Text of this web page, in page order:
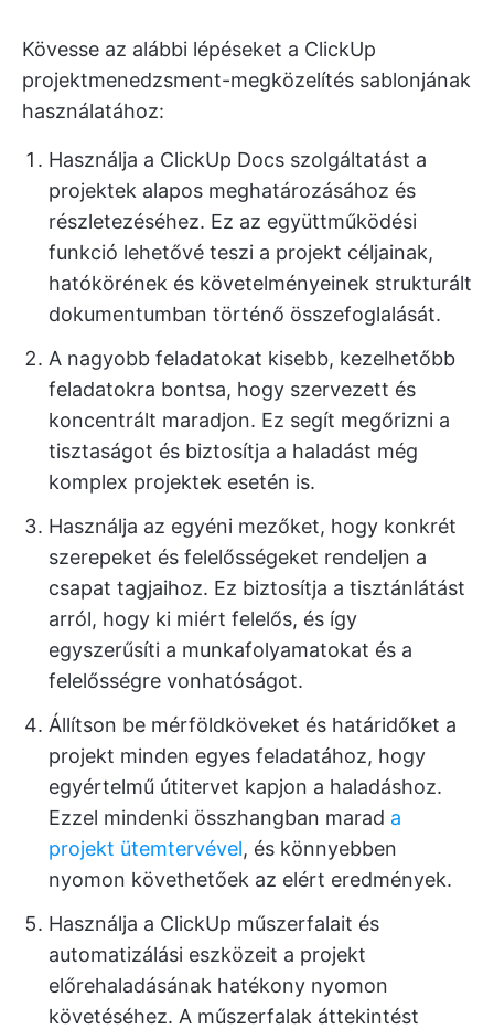
Kövesse az alábbi lépéseket a ClickUp
projektmenedzsment-megközelítés sablonjának
használatához:
Használja a ClickUp Docs szolgáltatást a
projektek alapos meghatározásához és
részletezéséhez. Ez az együttműködési
funkció lehetővé teszi a projekt céljainak,
hatókörének és követelményeinek strukturált
dokumentumban történő összefoglalását.
A nagyobb feladatokat kisebb, kezelhetőbb
feladatokra bontsa, hogy szervezett és
koncentrált maradjon. Ez segít megőrizni a
tisztaságot és biztosítja a haladást még
komplex projektek esetén is.
Használja az egyéni mezőket, hogy konkrét
szerepeket és felelősségeket rendeljen a
csapat tagjaihoz. Ez biztosítja a tisztánlátást
arról, hogy ki miért felelős, és így
egyszerűsíti a munkafolyamatokat és a
felelősségre vonhatóságot.
Állítson be mérföldköveket és határidőket a
projekt minden egyes feladatához, hogy
egyértelmű útitervet kapjon a haladáshoz.
Ezzel mindenki összhangban marad a
projekt ütemtervével, és könnyebben
nyomon követhetőek az elért eredmények.
Használja a ClickUp műszerfalait és
automatizálási eszközeit a projekt
előrehaladásának hatékony nyomon
követéséhez. A műszerfalak áttekintést